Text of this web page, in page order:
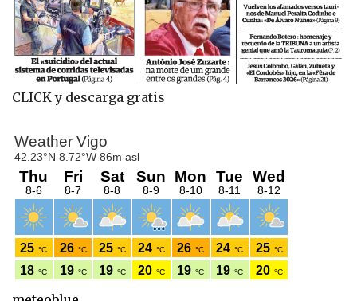
CLICK y descarga gratis